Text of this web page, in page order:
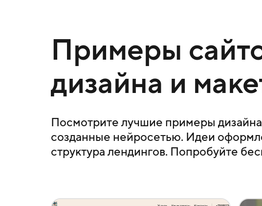
Примеры
дизайна и
Посмотрите лучшие примеры дизайна
созданные нейросетью. Идеи
структура лендингов. Попробуйте